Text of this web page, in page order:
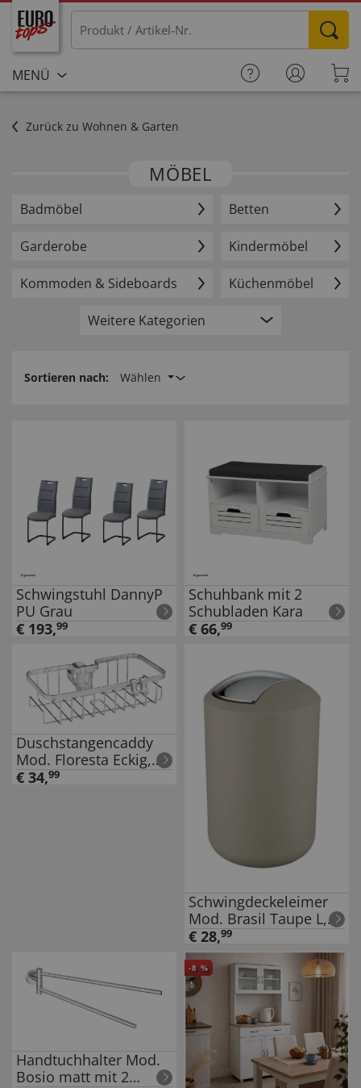
MENÜ
Zurück zu Wohnen & Garten
MÖBEL
Badmöbel Betten
Garderobe Kindermöbel
Kommoden & Sideboards Küchenmöbel
Weitere Kategorien
Sortieren nach: Wählen
Schwingstuhl DannyP
PU Grau
€ 193,99
Schuhbank mit 2
Schubladen Kara
€ 66,99
Duschstangencaddy
Mod. Floresta Eckig,
Anbringung ohne
€ 34,99
Schwingdeckeleimer
Mod. Brasil Taupe L,
6,5 Liter
€ 28,99
Handtuchhalter Mod.
Bosio matt mit 2
-8 %